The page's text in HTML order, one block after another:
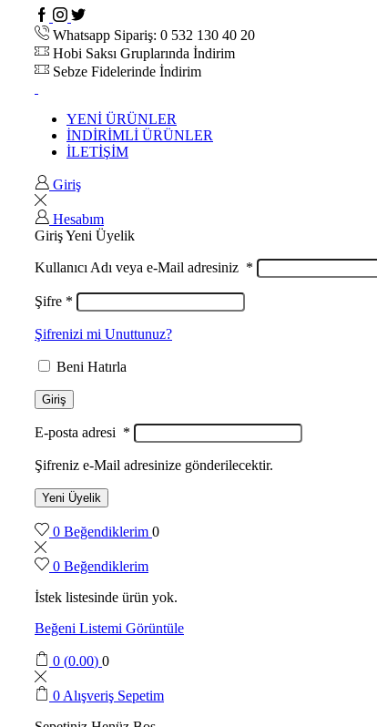
Whatsapp Sipariş: 0 532 130 40 20
Hobi Saksı Gruplarında İndirim
Sebze Fidelerinde İndirim
YENİ ÜRÜNLER
İNDİRİMLİ ÜRÜNLER
İLETİŞİM
Giriş
Hesabım
GirişYeni Üyelik
Kullanıcı Adı veya e-Mail adresiniz *
Şifre *
Şifrenizi mi Unuttunuz?
Beni Hatırla
Giriş
E-posta adresi *
Şifreniz e-Mail adresinize gönderilecektir.
Yeni Üyelik
0 Beğendiklerim 0
0 Beğendiklerim
İstek listesinde ürün yok.
Beğeni Listemi Görüntüle
0 (0.00) 0
0 Alışveriş Sepetim